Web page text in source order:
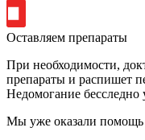
Оставляем препараты
При необходимости,
препараты и распишет
Недомогание бесследно
Мы уже оказали помощь